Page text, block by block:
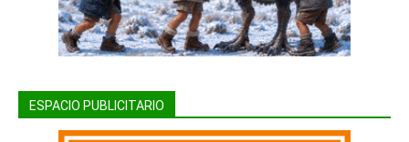
ESPACIO PUBLICITARIO